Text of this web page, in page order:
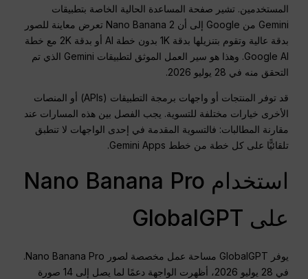
المستخدمين. تشير صفحة المساعدة الحالية الخاصة بتطبيقات
Gemini من Google إلى أن Nano Banana 2 تعرض معاينة للصور
بدقة عالية وتقوم بتنزيلها بدقة 1K بدون خطة AI أو بدقة 2K مع خطة
Google AI. وهذا هو سير العمل الموثق لتطبيقات Gemini الذي تم
التحقق منه في 28 يوليو 2026.
قد توفر المنتجات أو واجهات برمجة التطبيقات (APIs) أو المنصات
الأخرى خيارات مختلفة للتسوية. يجب الفصل بين هذه المسارات عند
مقارنة المطالبات: فالتسوية المقدمة في إحدى الواجهات لا تنطبق
تلقائيًّا على كل خطة من خطط Gemini Apps.
استخدام Nano Banana Pro
على GlobalGPT
يوفر GlobalGPT مساحة عمل مخصصة لصور Nano Banana Pro.
في 28 يوليو 2026، أظهرت الواجهة دعمًا لما يصل إلى 14 صورة